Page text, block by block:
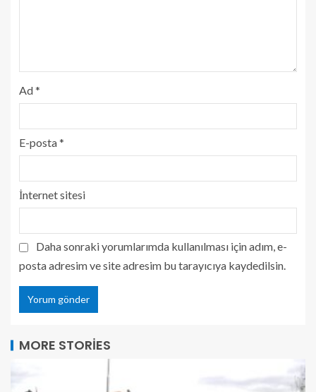
Ad*
E-posta*
İnternet sitesi
Daha sonraki yorumlarımda kullanılması için adım, e-
posta adresim ve site adresim bu tarayıcıya kaydedilsin.
MORE STORIES